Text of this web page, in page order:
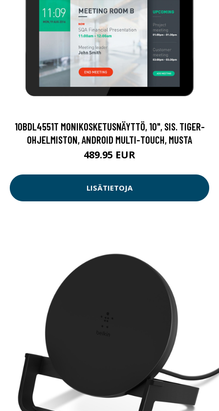
10BDL4551T MONIKOSKETUSNÄYTTÖ, 10", SIS. TIGER-
OHJELMISTON, ANDROID MULTI-TOUCH, MUSTA
489.95 EUR
LISÄTIETOJA